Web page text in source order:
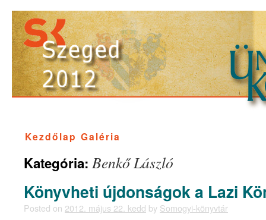
Kezdőlap Galéria
Kategória: Benkő László
Könyvheti újdonságok a Lazi
Posted on 2012. május 22. kedd by Somogyi-könyvtár